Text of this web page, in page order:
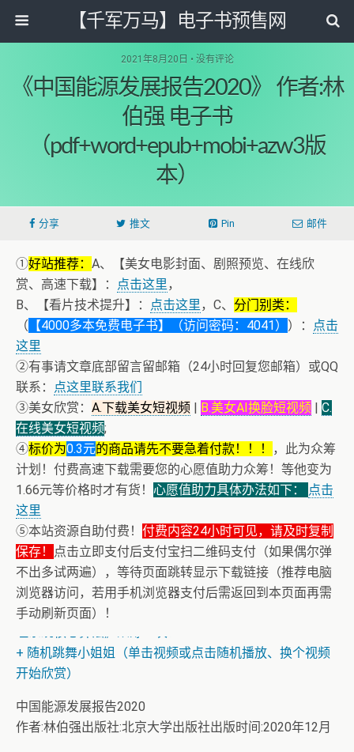
【千军万马】电子书预售网
2021年8月20日 • 没有评论
《中国能源发展报告2020》 作者:林
伯强 电子书
（pdf+word+epub+mobi+azw3版
本）
分享 推文 Pin 邮件
①好站推荐： A、【美女电影封面、剧照预览、在线欣
赏、高速下载】：
点击这里，
B、【看片技术提升】：
点击这里，C、 分门别类：
（ 【4000多本免费电子书】（访问密码：4041） ）：
点击
这里
②有事请文章底部留言留邮箱（24小时回复您邮箱）或QQ
联系：
点这里联系我们
③美女欣赏： A.下载美女短视频 | B.美女AI换脸短视频 | C.
在线美女短视频;
④标价为0.3元的商品请先不要急着付款！！！
，此为众筹
计划！付费高速下载需要您的心愿值助力众筹！等他变为
1.66元等价格时才有货！ 心愿值助力具体办法如下：
点击
这里
⑤本站资源自助付费！ 付费内容24小时可见，请及时复制
保存！
点击立即支付后支付宝扫二维码支付（如果偶尔弹
不出多试两遍），等待页面跳转显示下载链接（推荐电脑
浏览器访问，若用手机浏览器支付后需返回到本页面再需
手动刷新页面）！
+ 恭喜IP为180.201.1.217的网友为电子书籍《动力电池管
+ 随机跳舞小姐姐（单击视频或点击随机播放、换个视频
开始欣赏）
中国能源发展报告2020
作者:林伯强出版社:北京大学出版社出版时间:2020年12月